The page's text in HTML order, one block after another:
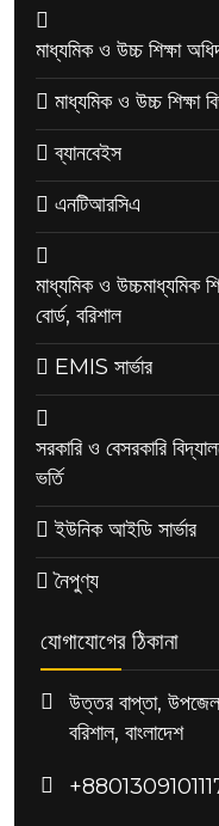
মাধ্যমিক ও উচ্চ শিক্ষা
মাধ্যমিক ও উচ্চ শিক্ষা
ব্যানবেইস
এনটিআরসিএ
মাধ্যমিক ও উচ্চমাধ্যমিক
বোর্ড, বরিশাল
EMIS সার্ভার
সরকারি ও বেসরকারি
ভর্তি
ইউনিক আইডি সার্ভার
নৈপুণ্য
যোগাযোগের ঠিকানা
উত্তর বাপ্তা,
বরিশাল, বাংলাদেশ